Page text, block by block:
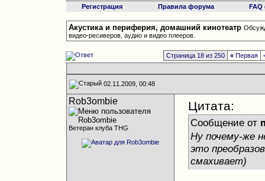
Регистрация Правила форума
Акустика и периферия, домашний кинотеатр
видео-ресиверов, аудио и видео плееров.
Страница 18 из 250 « Первая
02.11.2009, 00:48
Rob3ombie
Ветеран клуба THG
Цитата:
Сообщение от
Ну почему-же
это
смахивает)